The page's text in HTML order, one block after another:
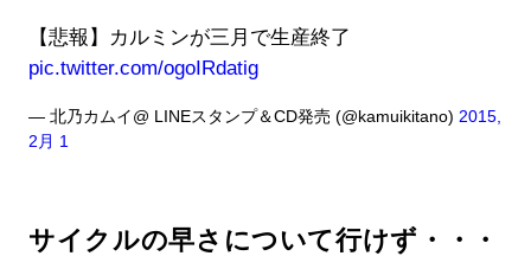
【悲報】カルミンが三月で生産終了
pic.twitter.com/ogoIRdatig
— 北乃カムイ@ LINEスタンプ＆CD発売 (@kamuikitano) 2015,
2月 1
サイクルの早さについて行けず・・・